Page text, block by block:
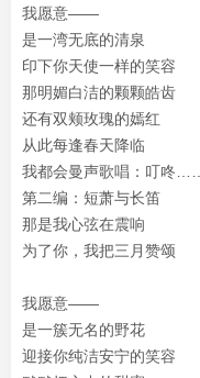
我愿意——
是一湾无底的清泉
印下你天使一样的笑容
那明媚白洁的颗颗皓齿
还有双颊玫瑰的嫣红
从此每逢春天降临
我都会曼声歌唱：叮咚……
第二编：短萧与长笛
那是我心弦在震响
为了你，我把三月赞颂
我愿意——
是一簇无名的野花
迎接你纯洁安宁的笑容